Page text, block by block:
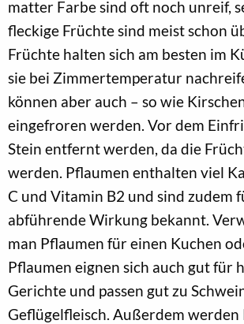
matter Farbe sind oft noch unreif,
fleckige Früchte sind meist schon
Früchte halten sich am besten im
sie bei Zimmertemperatur
können aber auch – so wie
eingefroren werden. Vor dem
Stein entfernt werden, da die
werden. Pflaumen enthalten viel
C und Vitamin B2 und sind zudem
abführende Wirkung bekannt.
man Pflaumen für einen Kuchen
Pflaumen eignen sich auch gut für
Gerichte und passen gut zu
Geflügelfleisch. Außerdem werden